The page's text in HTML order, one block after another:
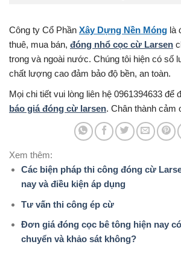
Công ty Cổ Phần Xây Dựng Nền Móng là
thuê, mua bán, đóng nhổ cọc cừ Larsen
trong và ngoài nước. Chúng tôi hiện có số
chất lượng cao đảm bảo độ bền, an toàn.
Mọi chi tiết vui lòng liên hệ 0961394633
báo giá đóng cừ larsen. Chân thành cảm
Xem thêm:
Các biện pháp thi công đóng cừ
nay và điều kiện áp dụng
Tư vấn thi công ép cừ
Đơn giá đóng cọc bê tông hiện nay
chuyển và khảo sát không?